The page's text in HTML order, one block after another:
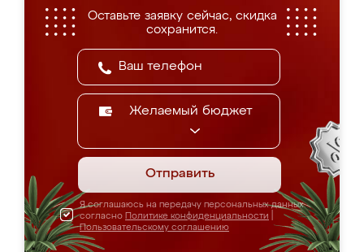
Оставьте заявку сейчас, скидка
сохранится.
Желаемый бюджет
Отправить
Я соглашаюсь на передачу персональных данных
согласно Политике конфиденциальности
Пользовательскому соглашению